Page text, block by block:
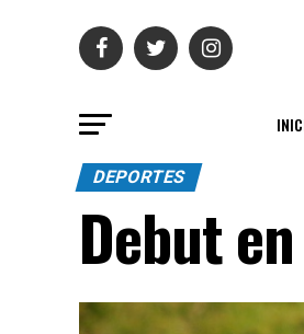
DEPORTES
Debut